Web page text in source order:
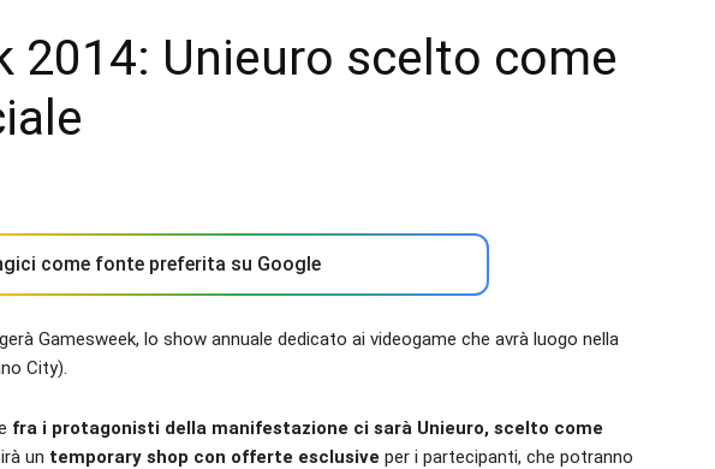
2014: Unieuro scelto come
come fonte preferita su Google
Gamesweek, lo show annuale dedicato ai videogame che avrà luogo nella
City).
fra i protagonisti della manifestazione ci sarà Unieuro, scelto come
un temporary shop con offerte esclusive per i partecipanti, che potranno